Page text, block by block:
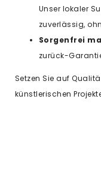
Unser lokaler
zuverlässig,
Sorgenfrei
zurück-
Setzen Sie auf
künstlerischen